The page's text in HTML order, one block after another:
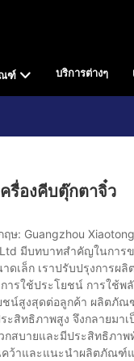
ฑ์ บริการต่างๆ
รื่องคีบตุ๊กตาจิ๋ว
ษ: Guangzhou
Ltd มีบทบาทสำคัญในการ
าดเล็ก เราปรับปรุงการ
ารใช้ประโยชน์ การใช้พ
ชน์สูงสุดต่อลูกค้า ผลิตภัณ
ะสิทธิภาพสูง จึงกลายมาเ
กสบายและมีประสิทธิภาพ
คว้าและแนะนำผลิตภัณฑ์